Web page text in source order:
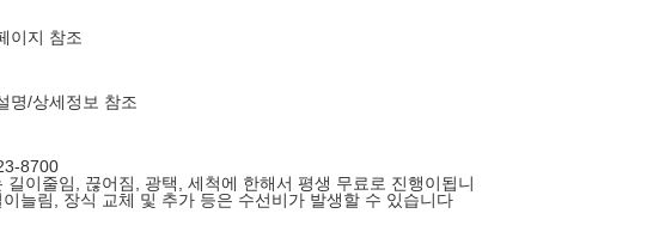
이지 참조
명/상세정보 참조
8700
길이줄임, 끊어짐, 광택, 세척에 한해서 평생 무료로 진행이됩니
이늘림, 장식 교체 및 추가 등은 수선비가 발생할 수 있습니다